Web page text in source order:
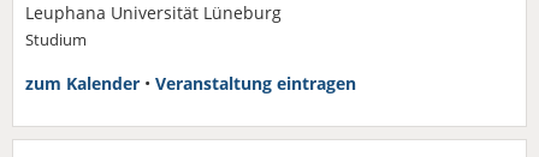
Leuphana Universität Lüneburg
Studium
zum Kalender • Veranstaltung eintragen